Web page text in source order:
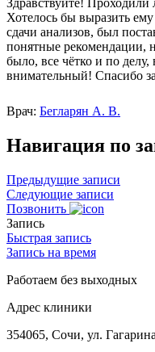
Здравствуйте! Проходили
Хотелось бы выразить
сдачи анализов, был
понятные рекомендации,
было, все чётко и по
внимательный! Спасибо
Врач: Бегларян А. В.
Навигация по
Предыдущие записи
Следующие записи
Позвонить
Запись
Быстрая запись
Запись на время
Работаем без выходных
Адрес клиники
354065, Сочи, ул.